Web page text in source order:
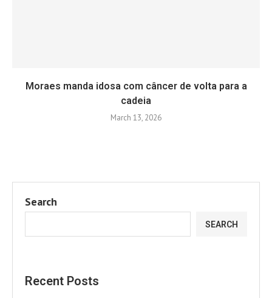
Moraes manda idosa com câncer de volta para a
cadeia
March 13, 2026
Search
SEARCH
Recent Posts